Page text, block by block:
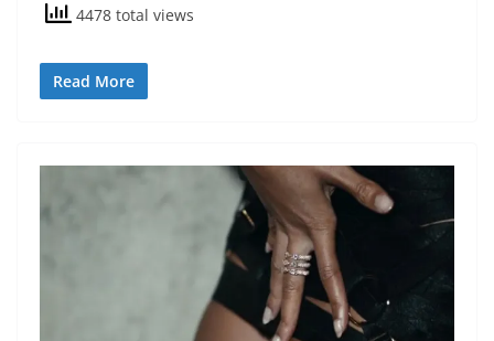
4478 total views
Read More